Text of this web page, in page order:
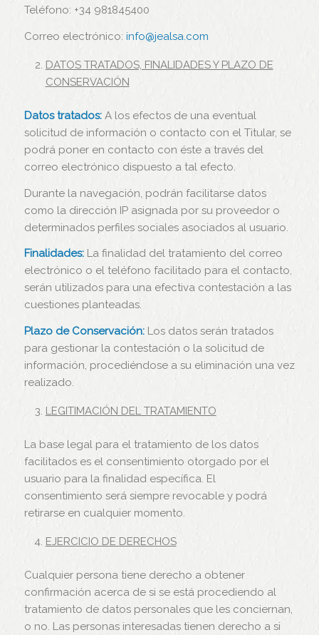
Teléfono: +34 981845400
Correo electrónico: info@jealsa.com
DATOS TRATADOS, FINALIDADES Y PLAZO DE
CONSERVACIÓN
Datos tratados:A los efectos de una eventual
solicitud de información o contacto con el Titular, se
podrá poner en contacto con éste a través del
correo electrónico dispuesto a tal efecto.
Durante la navegación, podrán facilitarse datos
como la dirección IP asignada por su proveedor o
determinados perfiles sociales asociados al usuario.
Finalidades:La finalidad del tratamiento del correo
electrónico o el teléfono facilitado para el contacto,
serán utilizados para una efectiva contestación a las
cuestiones planteadas.
Plazo de Conservación:Los datos serán tratados
para gestionar la contestación o la solicitud de
información, procediéndose a su eliminación una vez
realizado.
LEGITIMACIÓN DEL TRATAMIENTO
La base legal para el tratamiento de los datos
facilitados es el consentimiento otorgado por el
usuario para la finalidad específica. El
consentimiento será siempre revocable y podrá
retirarse en cualquier momento.
EJERCICIO DE DERECHOS
Cualquier persona tiene derecho a obtener
confirmación acerca de si se está procediendo al
tratamiento de datos personales que les conciernan,
o no. Las personas interesadas tienen derecho a si